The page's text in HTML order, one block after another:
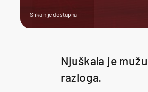
Slika nije dostupna
Njuškala je
razloga.